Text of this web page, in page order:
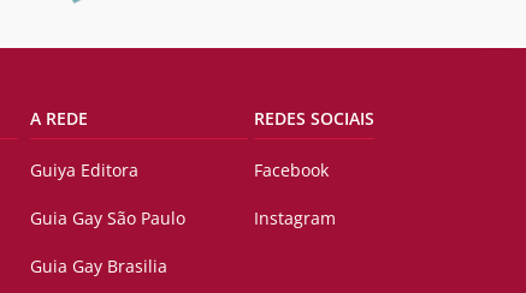
A REDE
Guiya Editora
Guia Gay São Paulo
Guia Gay Brasilia
REDES SOCIAIS
Facebook
Instagram